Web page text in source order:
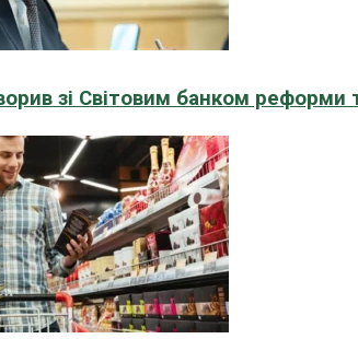
зі Світовим банком реформи